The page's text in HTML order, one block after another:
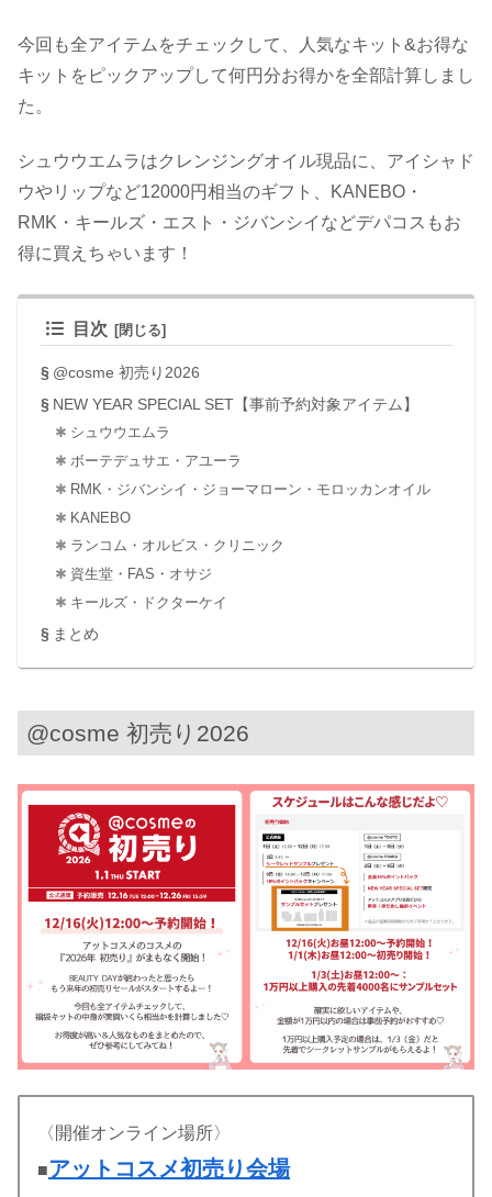
今回も全アイテムをチェックして、人気なキット&お得な
キットをピックアップして何円分お得かを全部計算しまし
た。
シュウウエムラはクレンジングオイル現品に、アイシャド
ウやリップなど12000円相当のギフト、KANEBO・
RMK・キールズ・エスト・ジバンシイなどデパコスもお
得に買えちゃいます！
目次
@cosme 初売り2026
NEW YEAR SPECIAL SET【事前予約対象アイテム】
シュウウエムラ
ボーテデュサエ・アユーラ
RMK・ジバンシイ・ジョーマローン・モロッカンオイル
KANEBO
ランコム・オルビス・クリニック
資生堂・FAS・オサジ
キールズ・ドクターケイ
まとめ
@cosme 初売り2026
〈開催オンライン場所〉
■アットコスメ初売り会場